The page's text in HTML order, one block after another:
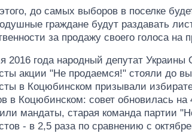
до самых выборов в поселке
граждане будут раздавать
за продажу своего голоса на
2016 года народный депутат
акции "Не продаемся!" стояли до
в Коцюбинском призывали
в Коцюбинском: совет обновилась
мандаты, старая команда партии
- в 2,5 раза по сравнению с